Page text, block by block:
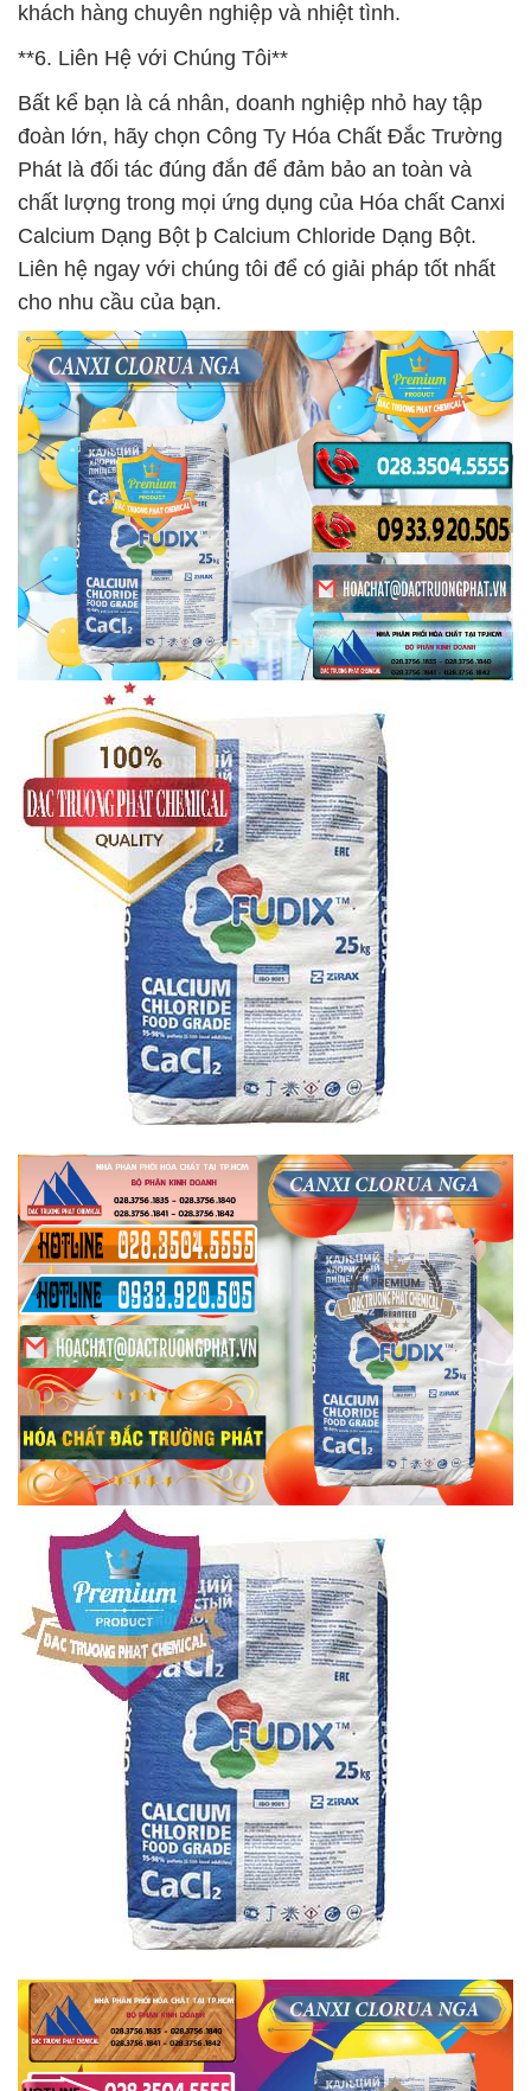
khách hàng chuyên nghiệp và nhiệt tình.
**6. Liên Hệ với Chúng Tôi**
Bất kể bạn là cá nhân, doanh nghiệp nhỏ hay tập
đoàn lớn, hãy chọn Công Ty Hóa Chất Đắc Trường
Phát là đối tác đúng đắn để đảm bảo an toàn và
chất lượng trong mọi ứng dụng của Hóa chất Canxi
Calcium Dạng Bột þ Calcium Chloride Dạng Bột.
Liên hệ ngay với chúng tôi để có giải pháp tốt nhất
cho nhu cầu của bạn.